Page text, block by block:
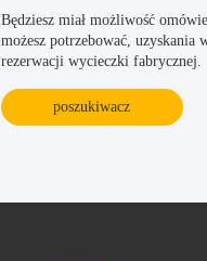
Będziesz miał możliwość
możesz potrzebować, uzyskania
rezerwacji wycieczki fabrycznej.
poszukiwacz